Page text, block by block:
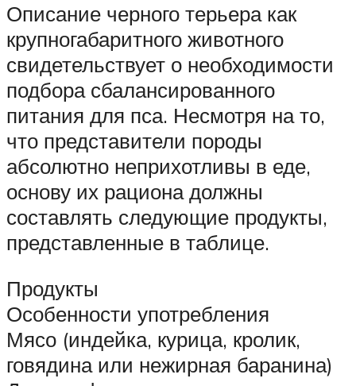
Описание черного терьера как
крупногабаритного животного
свидетельствует о необходимости
подбора сбалансированного
питания для пса. Несмотря на то,
что представители породы
абсолютно неприхотливы в еде,
основу их рациона должны
составлять следующие продукты,
представленные в таблице.
Продукты
Особенности употребления
Мясо (индейка, курица, кролик,
говядина или нежирная баранина)